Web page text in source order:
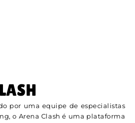
por uma equipe de especialistas
o Arena Clash é uma plataforma